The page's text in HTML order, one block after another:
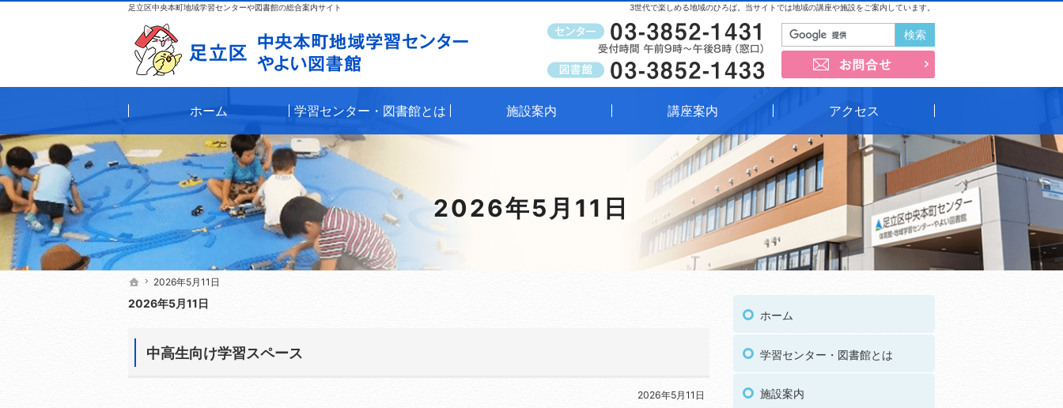
2026年5月11日
3世代で楽しめる地域のひろば。当サイトでは地域の講座や施設をご案内しています。
足立区中央本町地域学習センターや図書館の総合案内サイト
ホーム
2026年5月11日
2026年5月11日
中高生向け学習スペース
2026年5月11日
ホーム
学習センター・図書館とは
施設案内
ホーム
2026年5月11日
03-3852-1431
受付時間
午前9時～午後8時（窓口）
03-3852-1433
ホーム 学習センター・図書館とは 施設案内 講座案内 アクセス